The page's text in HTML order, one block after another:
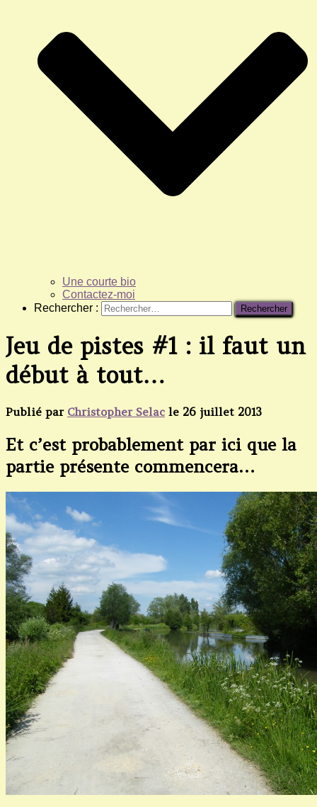
Une courte bio
Contactez-moi
Rechercher :
Jeu de pistes #1 : il faut un
début à tout…
Publié par Christopher Selac le 26 juillet 2013
Et c’est probablement par ici que la
partie présente commencera…